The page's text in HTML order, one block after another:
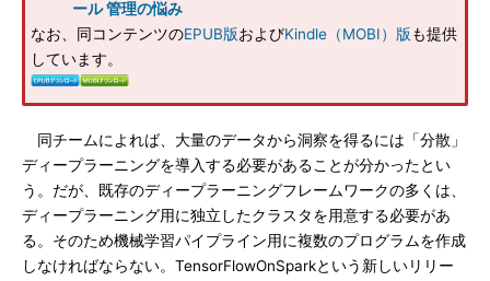
ール 管理の悩み
なお、同コンテンツのEPUB版およびKindle（MOBI）版も提供
しています。
同チームによれば、大量のデータから洞察を得るには「分散」
ディープラーニングを導入する必要があることが分かったとい
う。だが、既存のディープラーニングフレームワークの多くは、
ディープラーニング用に独立したクラスタを用意する必要があ
る。そのため機械学習パイプライン用に複数のプログラムを作成
しなければならない。TensorFlowOnSparkという新しいリリー